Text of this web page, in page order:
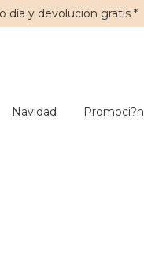
día y devolución gratis*
Navidad Promoci?n